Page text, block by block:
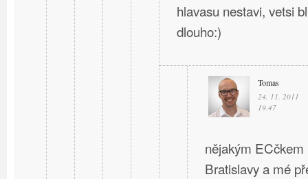
hlavasu nestavi, vetsi
dlouho:)
Tomas
24. 11. 2011
19.47
nějakým
Bratislavy a mé